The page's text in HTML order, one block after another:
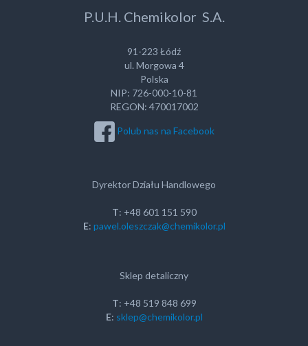
P.U.H. Chemikolor S.A.
91-223 Łódź
ul. Morgowa 4
Polska
NIP: 726-000-10-81
REGON: 470017002
Polub nas na Facebook
Dyrektor Działu Handlowego
T: +48 601 151 590
E: pawel.oleszczak@chemikolor.pl
Sklep detaliczny
T: +48 519 848 699
E: sklep@chemikolor.pl